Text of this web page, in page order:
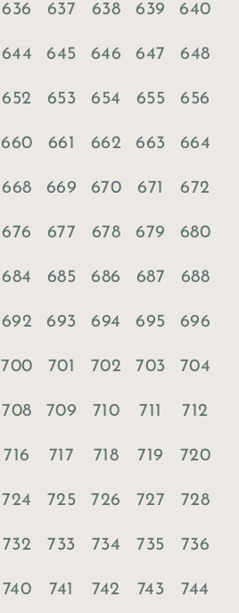
636 637 638 639 640
644 645 646 647 648
652 653 654 655 656
660 661 662 663 664
668 669 670 671 672
676 677 678 679 680
684 685 686 687 688
692 693 694 695 696
700 701 702 703 704
708 709 710 711 712
716 717 718 719 720
724 725 726 727 728
732 733 734 735 736
740 741 742 743 744